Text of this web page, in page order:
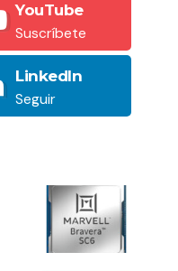
YouTube
Suscríbete
LinkedIn
Seguir